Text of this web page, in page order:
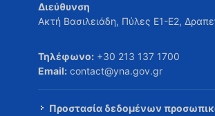
Διεύθυνση
Ακτή Βασιλειάδη, Πύλες Ε1-Ε2,
Τηλέφωνο: +30 213 137 1700
Email: contact@yna.gov.gr
Προστασία δεδομένων